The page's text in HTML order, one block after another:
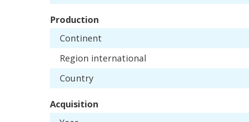
Production
Continent
Region international
Country
Acquisition